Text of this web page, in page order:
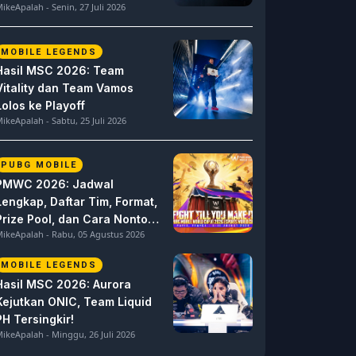
- Senin, 27 Juli 2026
MOBILE LEGENDS
MSC 2026: Team
dan Team Vamos
ke Playoff
- Sabtu, 25 Juli 2026
PUBG MOBILE
2026: Jadwal
Daftar Tim, Format,
Pool, dan Cara Nonton
MOBILE World Cup
- Rabu, 05 Agustus 2026
MOBILE LEGENDS
MSC 2026: Aurora
ONIC, Team Liquid
Tersingkir!
- Minggu, 26 Juli 2026